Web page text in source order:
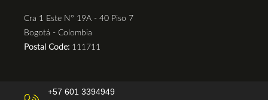
Cra 1 Este N° 19A - 40 Piso 7
Bogotá - Colombia
Postal Code: 111711
+57 601 3394949